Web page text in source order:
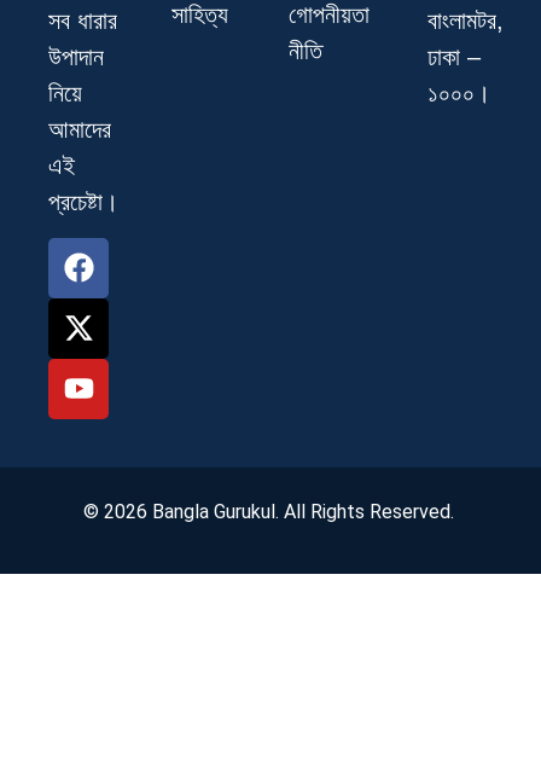
সব ধারার
উপাদান
নিয়ে
আমাদের
এই
প্রচেষ্টা।
সাহিত্য
গোপনীয়তা
নীতি
বাংলামটর,
ঢাকা –
১০০০।
© 2026 Bangla Gurukul. All Rights Reserved.